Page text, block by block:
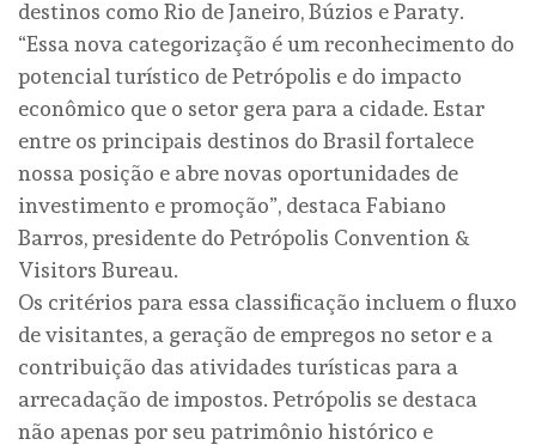
destinos como Rio de Janeiro, Búzios e Paraty.
“Essa nova categorização é um reconhecimento do
potencial turístico de Petrópolis e do impacto
econômico que o setor gera para a cidade. Estar
entre os principais destinos do Brasil fortalece
nossa posição e abre novas oportunidades de
investimento e promoção”, destaca Fabiano
Barros, presidente do Petrópolis Convention &
Visitors Bureau.
Os critérios para essa classificação incluem o fluxo
de visitantes, a geração de empregos no setor e a
contribuição das atividades turísticas para a
arrecadação de impostos. Petrópolis se destaca
não apenas por seu patrimônio histórico e